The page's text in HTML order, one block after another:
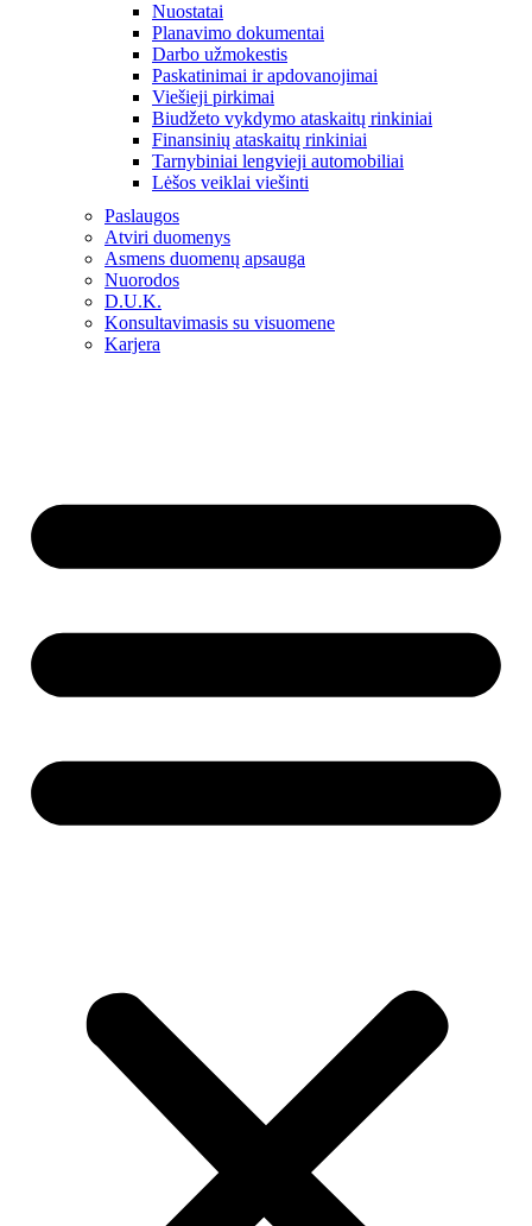
Nuostatai
Planavimo dokumentai
Darbo užmokestis
Paskatinimai ir apdovanojimai
Viešieji pirkimai
Biudžeto vykdymo ataskaitų rinkiniai
Finansinių ataskaitų rinkiniai
Tarnybiniai lengvieji automobiliai
Lėšos veiklai viešinti
Paslaugos
Atviri duomenys
Asmens duomenų apsauga
Nuorodos
D.U.K.
Konsultavimasis su visuomene
Karjera